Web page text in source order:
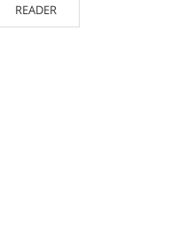
READER